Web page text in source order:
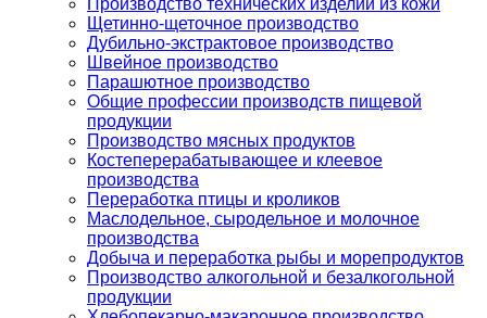
Производство технических изделий из кожи
Щетинно-щеточное производство
Дубильно-экстрактовое производство
Швейное производство
Парашютное производство
Общие профессии производств пищевой
продукции
Производство мясных продуктов
Костеперерабатывающее и клеевое
производства
Переработка птицы и кроликов
Маслодельное, сыродельное и молочное
производства
Добыча и переработка рыбы и морепродуктов
Производство алкогольной и безалкогольной
продукции